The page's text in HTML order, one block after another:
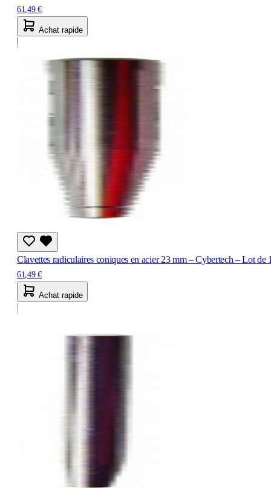
61,49 €
Achat rapide
Clavettes radiculaires coniques en acier 23 mm – Cybertech – Lot de
61,49 €
Achat rapide